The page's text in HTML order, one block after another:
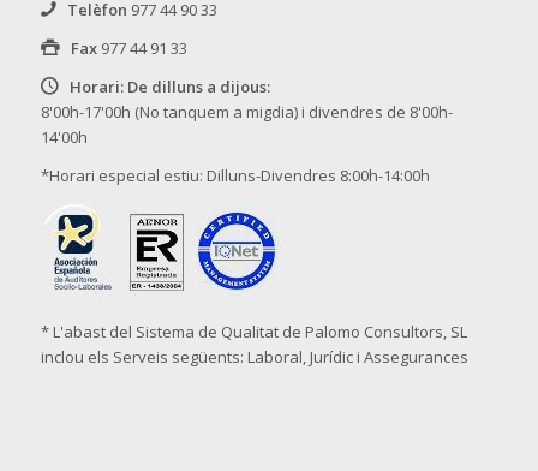
Telèfon 977 44 90 33
Fax 977 44 91 33
Horari: De dilluns a dijous:
8'00h-17'00h (No tanquem a migdia) i divendres de 8'00h-
14'00h
*Horari especial estiu: Dilluns-Divendres 8:00h-14:00h
* L'abast del Sistema de Qualitat de Palomo Consultors, SL
inclou els Serveis següents: Laboral, Jurídic i Assegurances